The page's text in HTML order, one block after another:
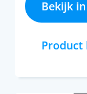
Bekijk
Product